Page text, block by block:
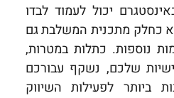
יכול לעמוד לבדו
כחלק מתכנית המשלבת גם
נוספות. כתלות במטרות,
שלכם, נשקף עבורכם
ביותר לפעילות השיווק